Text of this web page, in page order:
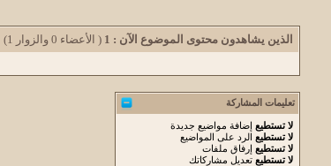
الذين يشاهدون محتوى الموضوع الآن : 1 ( الأعضاء 0 والزوار 1)
تعليمات المشاركة
لا تستطيع إضافة مواضيع جديدة
لا تستطيع الرد على المواضيع
لا تستطيع إرفاق ملفات
لا تستطيع تعديل مشاركاتك